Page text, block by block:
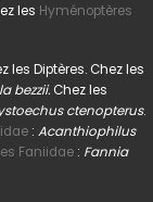
les Hyménoptères
Diptères. Chez les
bezzii. Chez les
ctenopterus.
: Acanthiophilus
Faniidae : Fannia